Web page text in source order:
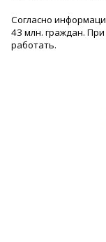
Согласно
43 млн. граждан.
работать.